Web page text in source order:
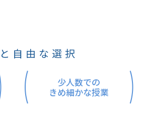
自由な選択
少人数での
きめ細かな授業